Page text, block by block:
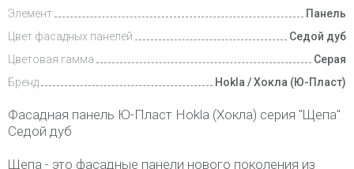
Элемент
Панель
Цвет фасадных панелей
Седой дуб
Цветовая гамма
Серая
Бренд
Hokla / Хокла (Ю-Пласт)
Фасадная панель Ю-Пласт Hokla (Хокла) серия "Щепа"
Седой дуб
Щепа - это фасадные панели нового поколения из